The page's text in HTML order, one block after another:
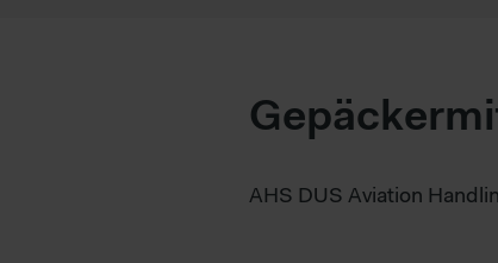
AHS DUS Aviation